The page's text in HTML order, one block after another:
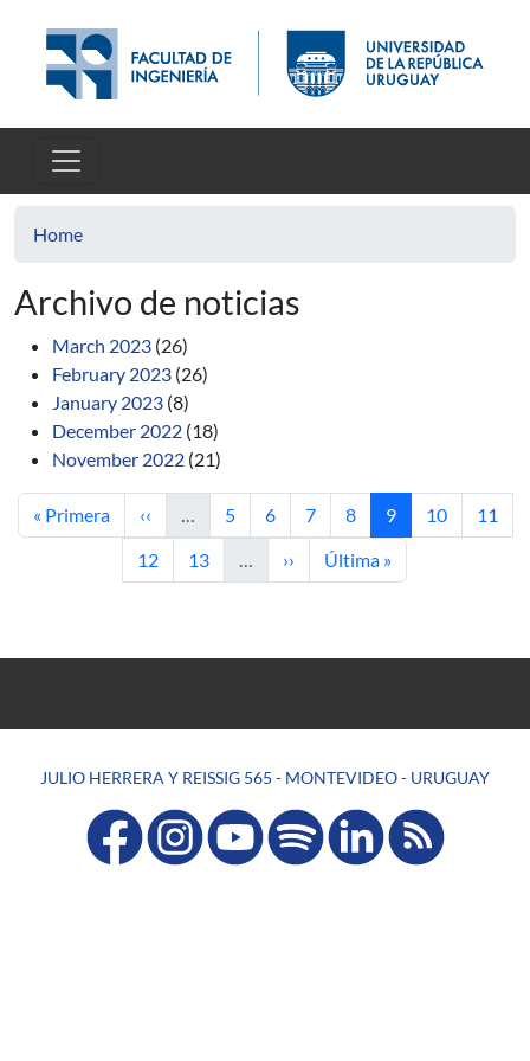
Home
Archivo de noticias
March 2023 (26)
February 2023 (26)
January 2023 (8)
December 2022 (18)
November 2022 (21)
First page
« Primera Previous page
‹‹ … Page
5 Page
6 Page
7 Page
8 Current page
9 Page
10 Page
11
Page
12 Page
13 … Next page
›› Last page
Última »
JULIO HERRERA Y REISSIG 565 - MONTEVIDEO - URUGUAY